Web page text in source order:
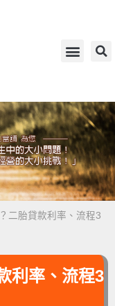
二胎貸款利率、流程3
利率、流程3